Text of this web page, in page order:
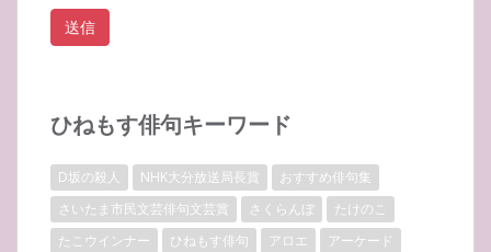
ひねもす俳句キーワード
D坂の殺人 NHK大分放送局長賞
おすすめ俳句集
さいたま市民文芸俳句文芸賞
さくらんぼ
たけのこ
たこウインナー
ひねもす俳句 アロエ
アーケード